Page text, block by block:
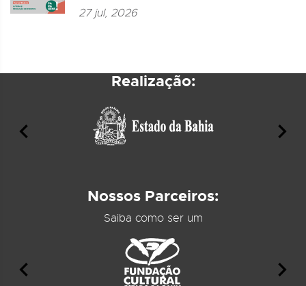
27 jul, 2026
Realização:
Nossos Parceiros:
Saiba como ser um